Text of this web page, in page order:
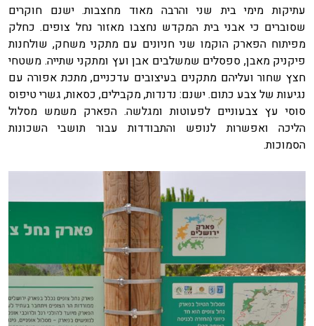
עתיקות מימי בית שני והרבה מאוד מחצבות. ישנם חוקרים
שסוברים כי אבני בית המקדש נחצבו מאזור נחל צופים. כחלק
מפיתוח הפארק הוקמו שני חניונים עם מתקני משחק, שולחנות
פיקניק מאבן, ספסלים שמשלבים אבן ועץ ומתקני שתייה. משטחי
חצץ שחור ועליהם מתקנים בעיצובים עדכניים, מתכת אפורה עם
נגיעות של צבע כתום. ישנם: נדנדות, מקבילים, כסאות, גשרי טיפוס
סוסי עץ צבעוניים לפעוטות ומגלשה. הפארק משמש מסלול
הליכה ואפשרות לנופש והתבודדות עבור תושבי השכונות
הסמוכות.